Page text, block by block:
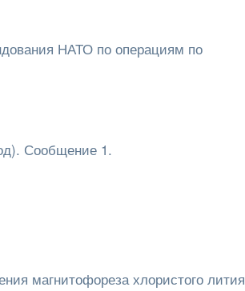
НАТО по операциям по
Сообщение 1.
магнитофореза хлористого лития